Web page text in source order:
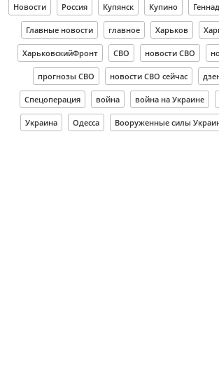
Новости Россия Купянск Купино
Главные новости главное Харьков
ХарьковскийФронт СВО новости СВО
прогнозы СВО новости СВО сейчас
Спецоперация война война на Украине
Украина Одесса Вооруженные силы